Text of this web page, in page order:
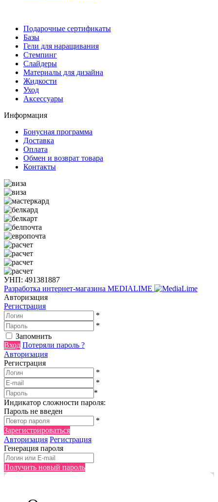
Подарочные сертификаты
Базы
Гели для наращивания
Стемпинг
Слайдеры
Материалы для дизайна
Жидкости
Уход
Аксессуары
Информация
Бонусная программа
Доставка
Оплата
Обмен и возврат товара
Контакты
УНП: 491381887
Разработка интернет-магазина MEDIALIME
Авторизация
Регистрация
*
*
Запомнить
Вход Потеряли пароль ?
Авторизация
Регистрация
*
*
*
Индикатор сложности пароля:
Пароль не введен
*
Зарегистрироваться
Авторизация Регистрация
Генерация пароля
Получить новый пароль